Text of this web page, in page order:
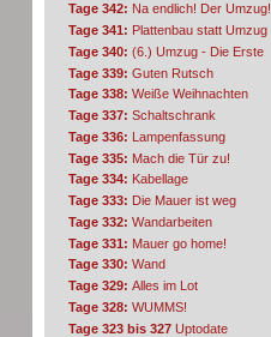
Tage 342: Na endlich! Der Umzug!
Tage 341: Plattenbau statt Umzug
Tage 340: (6.) Umzug - Die Erste
Tage 339: Guten Rutsch
Tage 338: Weiße Weihnachten
Tage 337: Schaltschrank
Tage 336: Lampenfassung
Tage 335: Mach die Tür zu!
Tage 334: Kabellage
Tage 333: Die Mauer ist weg
Tage 332: Wandarbeiten
Tage 331: Mauer go home!
Tage 330: Wand
Tage 329: Alles im Lot
Tage 328: WUMMS!
Tage 323 bis 327 Uptodate